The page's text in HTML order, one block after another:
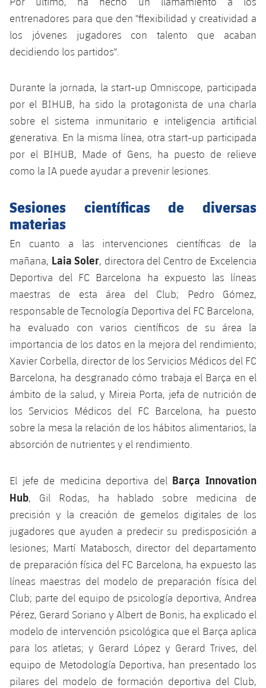
entrenadores para que den "flexibilidad y creatividad a
los jóvenes jugadores con talento que acaban
decidiendo los partidos".
Durante la jornada, la start-up Omniscope, participada
por el BIHUB, ha sido la protagonista de una charla
sobre el sistema inmunitario e inteligencia artificial
generativa. En la misma línea, otra start-up participada
por el BIHUB, Made of Gens, ha puesto de relieve
como la IA puede ayudar a prevenir lesiones.
Sesiones científicas de diversas
materias
En cuanto a las intervenciones científicas de la
mañana, Laia Soler, directora del Centro de Excelencia
Deportiva del FC Barcelona ha expuesto las líneas
maestras de esta área del Club; Pedro Gómez,
responsable de Tecnología Deportiva del FC Barcelona, ​​
ha evaluado con varios científicos de su área la
importancia de los datos en la mejora del rendimiento;
Xavier Corbella, director de los Servicios Médicos del FC
Barcelona, ​​ha desgranado cómo trabaja el Barça en el
ámbito de la salud, y Mireia Porta, jefa de nutrición de
los Servicios Médicos del FC Barcelona, ​​ha puesto
sobre la mesa la relación de los hábitos alimentarios, la
absorción de nutrientes y el rendimiento.
El jefe de medicina deportiva del Barça Innovation
Hub, Gil Rodas, ha hablado sobre medicina de
precisión y la creación de gemelos digitales de los
jugadores que ayuden a predecir su predisposición a
lesiones; Martí Matabosch, director del departamento
de preparación física del FC Barcelona, ​​ha expuesto las
líneas maestras del modelo de preparación física del
Club; parte del equipo de psicología deportiva, Andrea
Pérez, Gerard Soriano y Albert de Bonis, ha explicado el
modelo de intervención psicológica que el Barça aplica
para los atletas; y Gerard López y Gerard Trives, del
equipo de Metodología Deportiva, han presentado los
pilares del modelo de formación deportiva del Club,